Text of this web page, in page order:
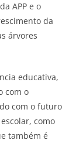
APP e o
da
árvores
educativa,
com o
com o futuro
como
também é